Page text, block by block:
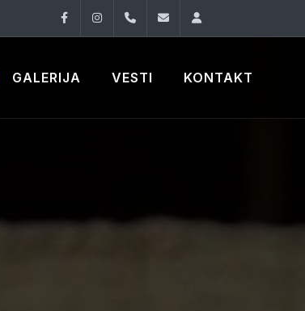
FacebookInstagram060 33 86 930
GALERIJA VESTI KONTAKT